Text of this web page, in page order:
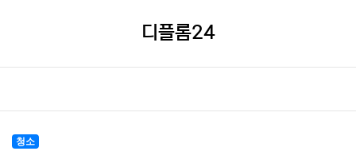
디플롬24
청소